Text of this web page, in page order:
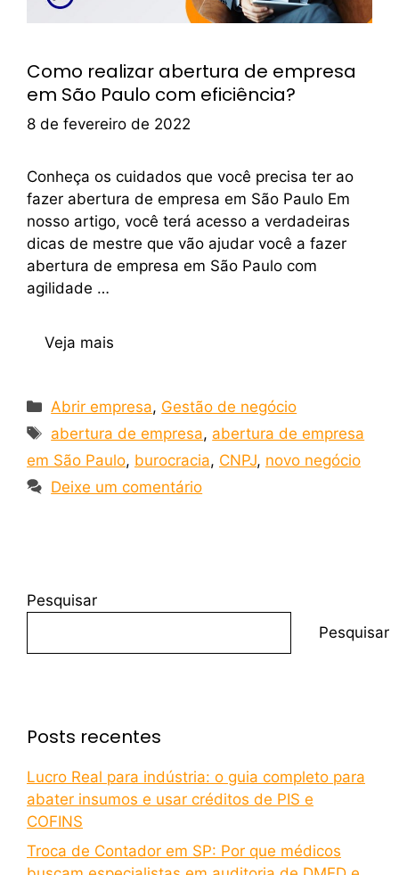
Como realizar abertura de empresa
em São Paulo com eficiência?
8 de fevereiro de 2022
Conheça os cuidados que você precisa ter ao
fazer abertura de empresa em São Paulo Em
nosso artigo, você terá acesso a verdadeiras
dicas de mestre que vão ajudar você a fazer
abertura de empresa em São Paulo com
agilidade …
Veja mais
Abrir empresa, Gestão de negócio
abertura de empresa, abertura de empresa
em São Paulo, burocracia, CNPJ, novo negócio
Deixe um comentário
Pesquisar
Pesquisar
Posts recentes
Lucro Real para indústria: o guia completo para
abater insumos e usar créditos de PIS e
COFINS
Troca de Contador em SP: Por que médicos